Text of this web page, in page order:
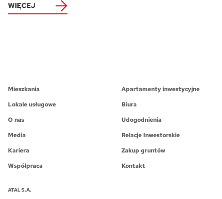
WIĘCEJ
Mieszkania
Apartamenty inwestycyjne
Lokale usługowe
Biura
O nas
Udogodnienia
Media
Relacje Inwestorskie
Kariera
Zakup gruntów
Współpraca
Kontakt
ATAL S.A.